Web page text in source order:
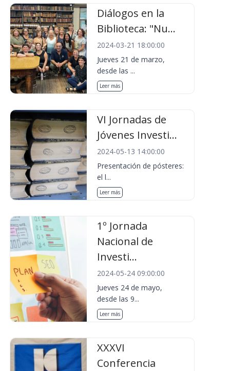
Diálogos en la
Biblioteca: "Nu...
2024-03-21 18:00:00
Jueves 21 de marzo,
desde las ...
Leer más
VI Jornadas de
Jóvenes Investi...
2024-05-13 14:00:00
Presentación de pósteres:
el l...
Leer más
1º Jornada
Nacional de
Investi...
2024-05-24 09:00:00
Jueves 24 de mayo,
desde las 9...
Leer más
XXXVI
Conferencia